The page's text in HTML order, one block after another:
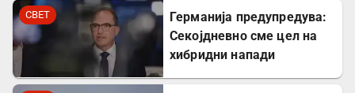
СВЕТ
Германија предупредува:
Секојдневно сме цел на
хибридни напади